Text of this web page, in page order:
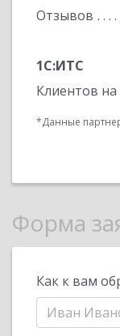
Отзывов
1С:ИТС
Клиентов
*Данные
Форма
Как к вам